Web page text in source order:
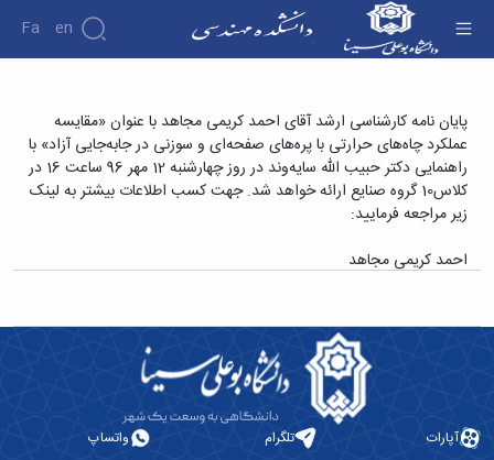
Fa En
دانشکده
درباره
دانشکده
تاریخچه
ریاست
دانشکده
آلبوم
عکس
معاونت
پژوهش
نشریات
پایان نامه کارشناسی ارشد آقای احمد کریمی مجاهد
با عنوان «مقایسه عملکرد چاه‌های حرارتی با
پره‌های صفحه‌ای و سوزنی در جابه‌جایی آزاد» -
دانشکده فنی و مهندسی
پایان نامه کارشناسی ارشد آقای احمد کریمی مجاهد با عنوان «مقایسه
عملکرد چاه‌های حرارتی با پره‌های صفحه‌ای و سوزنی در جابه‌جایی آزاد» با
راهنمایی دکتر حبیب الله سایه‌وند در روز چهارشنبه 12 مهر 96 ساعت 16 در
کلاس10 گروه صنایع ارائه خواهد شد. جهت کسب اطلاعات بیشتر به لینک
زیر مراجعه فرمایید:
احمد کریمی مجاهد
آپارات تلگرام واتساپ